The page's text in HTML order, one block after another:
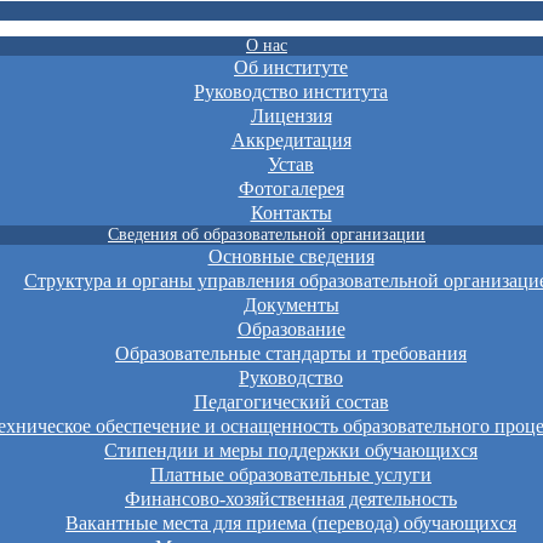
О нас
Об институте
Руководство института
Лицензия
Аккредитация
Устав
Фотогалерея
Контакты
Сведения об образовательной организации
Основные сведения
Структура и органы управления образовательной
Документы
Образование
Образовательные стандарты и требования
Руководство
Педагогический состав
обеспечение и оснащенность образовательного
Стипендии и меры поддержки обучающихся
Платные образовательные услуги
Финансово-хозяйственная деятельность
Вакантные места для приема (перевода) обучающихся